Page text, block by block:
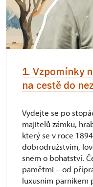
1. Vzpomínky
na cestě do
Vydejte se po
majitelů zámku,
který se v roce
dobrodružstvím,
snem o bohatství.
pamětmi – od
luxusním parníkem